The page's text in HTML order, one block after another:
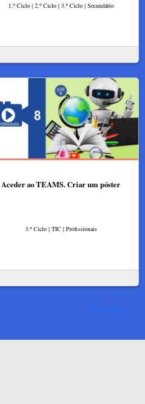
1.º Ciclo | 2.º Ciclo | 3.º Ciclo | Secundário
Aceder ao TEAMS. Criar um póster
3.º Ciclo | TIC | Profissionais
Ver mais